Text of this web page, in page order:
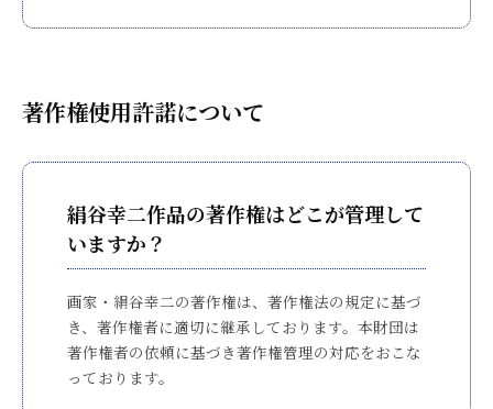
著作権使用許諾について
絹谷幸二作品の著作権はどこが管理して
いますか？
画家・絹谷幸二の著作権は、著作権法の規定に基づ
き、著作権者に適切に継承しております。本財団は
著作権者の依頼に基づき著作権管理の対応をおこな
っております。